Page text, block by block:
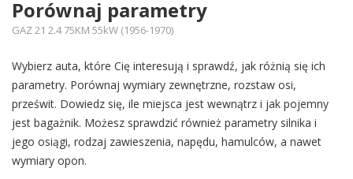
Porównaj parametry
GAZ 21 2.4 75KM 55kW (1956-1970)
Wybierz auta, które Cię interesują i sprawdź, jak różnią się ich
parametry. Porównaj wymiary zewnętrzne, rozstaw osi,
prześwit. Dowiedz się, ile miejsca jest wewnątrz i jak pojemny
jest bagażnik. Możesz sprawdzić również parametry silnika i
jego osiągi, rodzaj zawieszenia, napędu, hamulców, a nawet
wymiary opon.